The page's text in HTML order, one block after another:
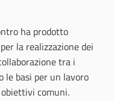
ha prodotto
la realizzazione dei
tra i
le basi per un lavoro
comuni.